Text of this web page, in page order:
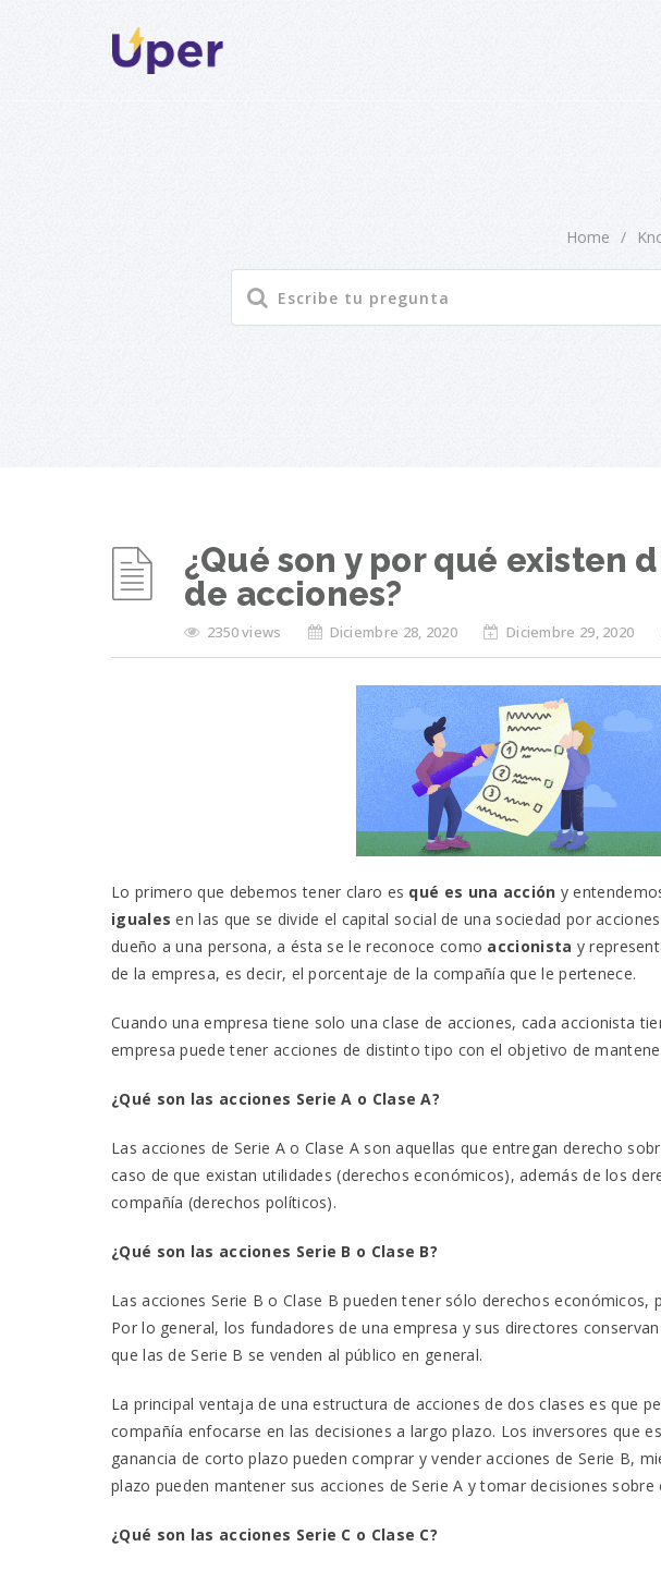
Home /
¿Qué son y por qué existen
de acciones?
2350 views Diciembre 28, 2020 Diciembre 29, 2020
Lo primero que debemos tener claro es qué es una acción y
iguales en las que se divide el capital social de una sociedad por
dueño a una persona, a ésta se le reconoce como accionista y
de la empresa, es decir, el porcentaje de la compañía que le pertenece.
Cuando una empresa tiene solo una clase de acciones, cada accionista
empresa puede tener acciones de distinto tipo con el objetivo de
¿Qué son las acciones Serie A o Clase A?
Las acciones de Serie A o Clase A son aquellas que entregan derecho
caso de que existan utilidades (derechos económicos), además de los
compañía (derechos políticos).
¿Qué son las acciones Serie B o Clase B?
Las acciones Serie B o Clase B pueden tener sólo derechos económicos,
Por lo general, los fundadores de una empresa y sus directores
que las de Serie B se venden al público en general.
La principal ventaja de una estructura de acciones de dos clases es que
compañía enfocarse en las decisiones a largo plazo. Los inversores que
ganancia de corto plazo pueden comprar y vender acciones de Serie B,
plazo pueden mantener sus acciones de Serie A y tomar decisiones
¿Qué son las acciones Serie C o Clase C?